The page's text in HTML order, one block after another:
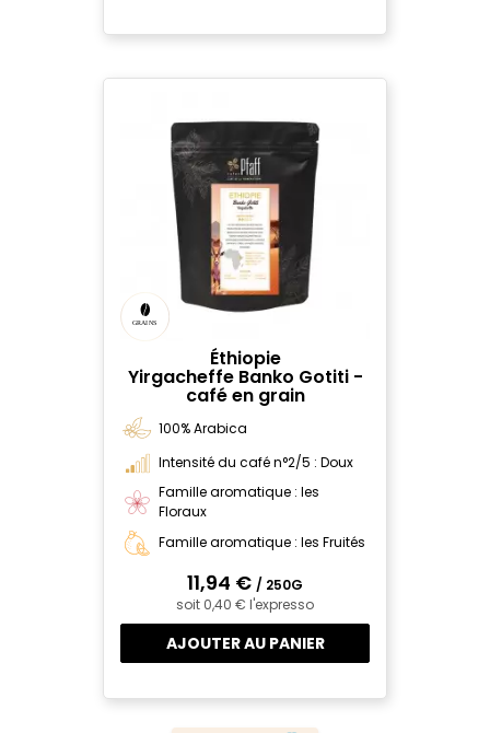
Éthiopie
Yirgacheffe Banko Gotiti -
café en grain
100% Arabica
Intensité du café n°2/5 : Doux
Famille aromatique : les
Floraux
Famille aromatique : les Fruités
11,94 € / 250G
soit 0,40 € l'expresso
AJOUTER AU PANIER